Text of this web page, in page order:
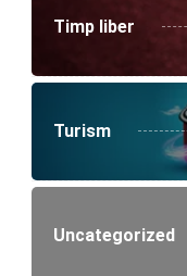
Timp liber
Turism
Uncategorized